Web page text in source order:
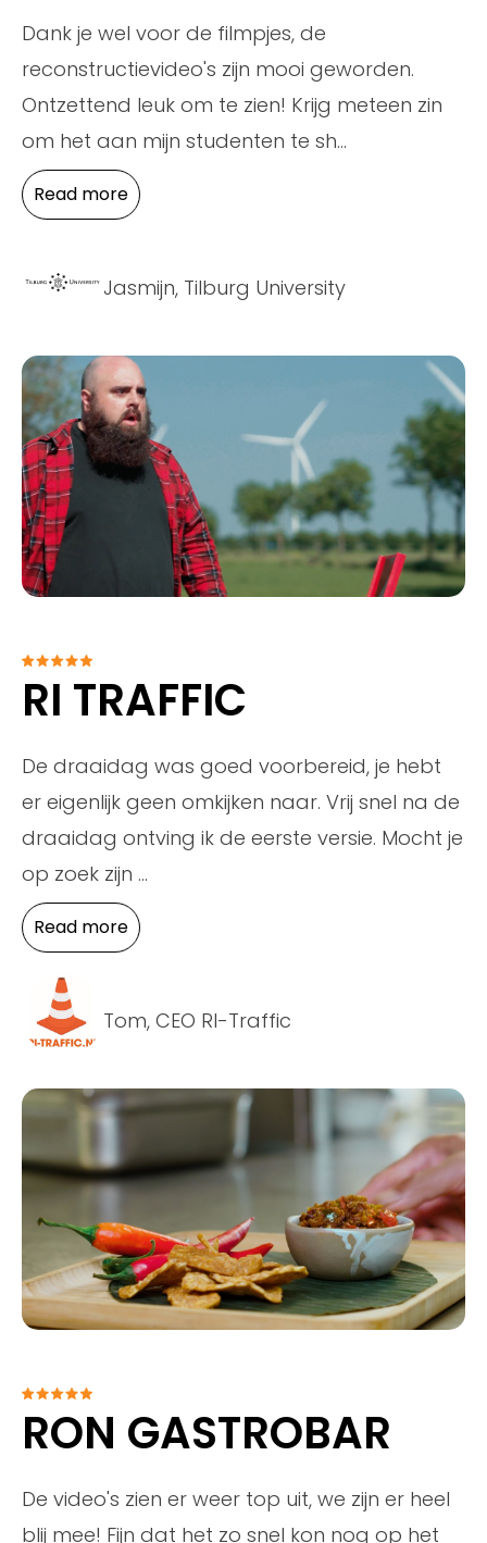
Dank je wel voor de filmpjes, de
reconstructievideo's zijn mooi geworden.
Ontzettend leuk om te zien! Krijg meteen zin
om het aan mijn studenten te sh...
Read more
Jasmijn, Tilburg University
RI TRAFFIC
De draaidag was goed voorbereid, je hebt
er eigenlijk geen omkijken naar. Vrij snel na de
draaidag ontving ik de eerste versie. Mocht je
op zoek zijn ...
Read more
Tom, CEO RI-Traffic
RON GASTROBAR
De video's zien er weer top uit, we zijn er heel
blij mee! Fijn dat het zo snel kon nog op het